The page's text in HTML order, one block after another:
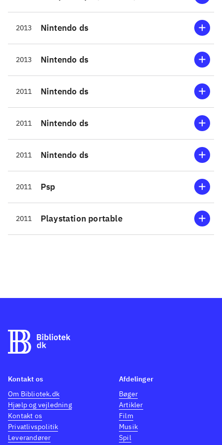
2013 Nintendo ds
2013 Nintendo ds
2011 Nintendo ds
2011 Nintendo ds
2011 Nintendo ds
2011 Psp
2011 Playstation portable
Kontakt os
Om Bibliotek.dk
Hjælp og vejledning
Kontakt os
Privatlivspolitik
Leverandører
Afdelinger
Bøger
Artikler
Film
Musik
Spil